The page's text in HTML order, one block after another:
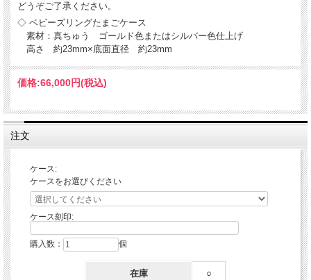
どうぞご了承ください。
◇ ベビーズリングたまごケース
素材：真ちゅう ゴールド色またはシルバー色仕上げ
高さ 約23mm×底面直径 約23mm
価格:66,000円(税込)
注文
ケース:
ケースをお選びください
ケース刻印:
購入数： 個
在庫 ○